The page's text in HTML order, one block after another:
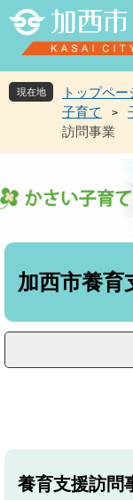
先
頭
を
飛
文
現在地 トップペー
子育て
>
訪問事業
本
加西市養育
養育支援訪問